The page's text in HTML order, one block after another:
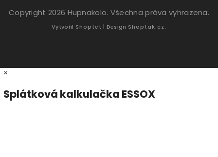
Copyright 2026 Hupnakolo. Všechna práva vyhrazena.
Vytvořil Shoptet | Design Shoptak.cz.
×
Splátková kalkulačka ESSOX